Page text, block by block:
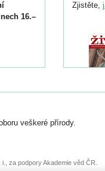
16.–
Zjistěte,
veškeré přírody.
za podpory Akademie věd ČR.